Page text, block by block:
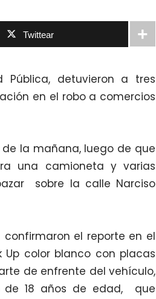
Twittear
Pública, detuvieron a tres
en el robo a comercios
la mañana, luego de que
una camioneta y varias
sobre la calle Narciso
el reporte en el
color blanco con placas
de enfrente del vehículo,
de 18 años de edad, que